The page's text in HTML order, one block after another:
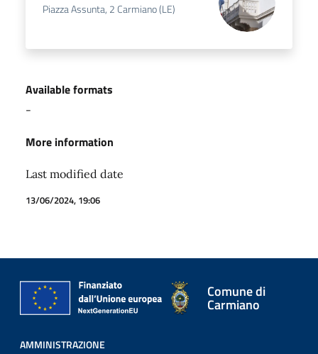
Piazza Assunta, 2 Carmiano (LE)
Available formats
-
More information
Last modified date
13/06/2024, 19:06
Comune di
Carmiano
AMMINISTRAZIONE